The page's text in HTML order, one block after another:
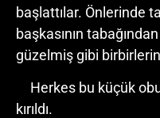
başlattılar. Önlerinde
başkasının
güzelmiş gibi
Herkes bu küçük
kırıldı.